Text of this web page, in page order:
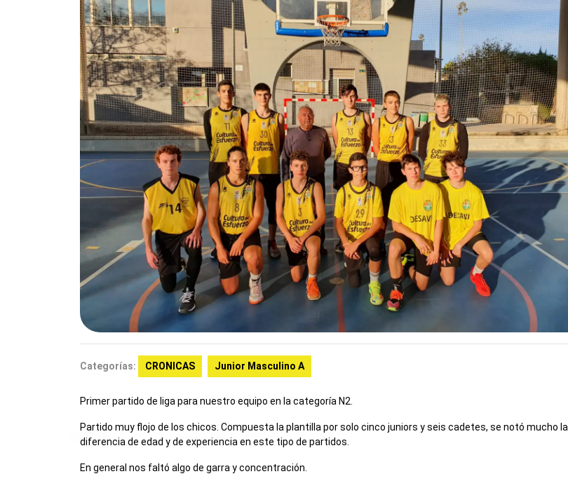
Categorías: CRONICAS Junior Masculino A
Primer partido de liga para nuestro equipo en la categoría N2.
Partido muy flojo de los chicos. Compuesta la plantilla por solo cinco juniors y seis cadetes, se notó mucho la
diferencia de edad y de experiencia en este tipo de partidos.
En general nos faltó algo de garra y concentración.